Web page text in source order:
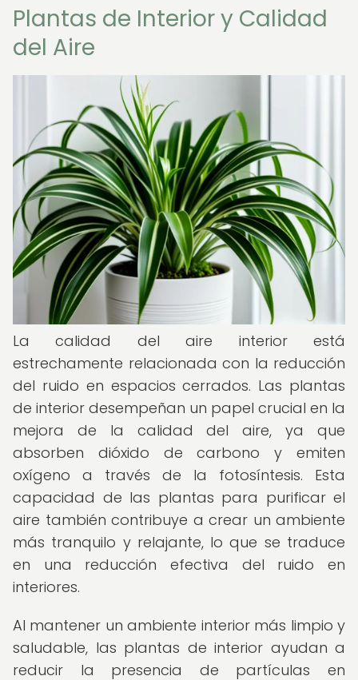
Plantas de Interior y Calidad
del Aire
La calidad del aire interior está
estrechamente relacionada con la reducción
del ruido en espacios cerrados. Las plantas
de interior desempeñan un papel crucial en la
mejora de la calidad del aire, ya que
absorben dióxido de carbono y emiten
oxígeno a través de la fotosíntesis. Esta
capacidad de las plantas para purificar el
aire también contribuye a crear un ambiente
más tranquilo y relajante, lo que se traduce
en una reducción efectiva del ruido en
interiores.
Al mantener un ambiente interior más limpio y
saludable, las plantas de interior ayudan a
reducir la presencia de partículas en